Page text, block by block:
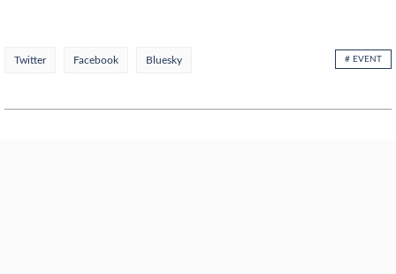
Twitter Facebook Bluesky # EVENT